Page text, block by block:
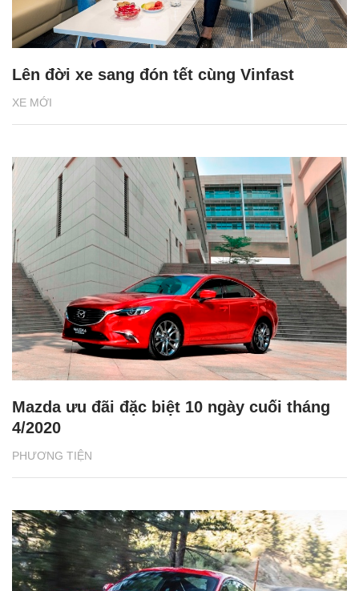
XE MỚI
Lên đời xe sang đón tết cùng Vinfast
PHƯƠNG TIỆN
Mazda ưu đãi đặc biệt 10 ngày cuối tháng
4/2020